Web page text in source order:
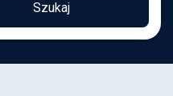
Szukaj